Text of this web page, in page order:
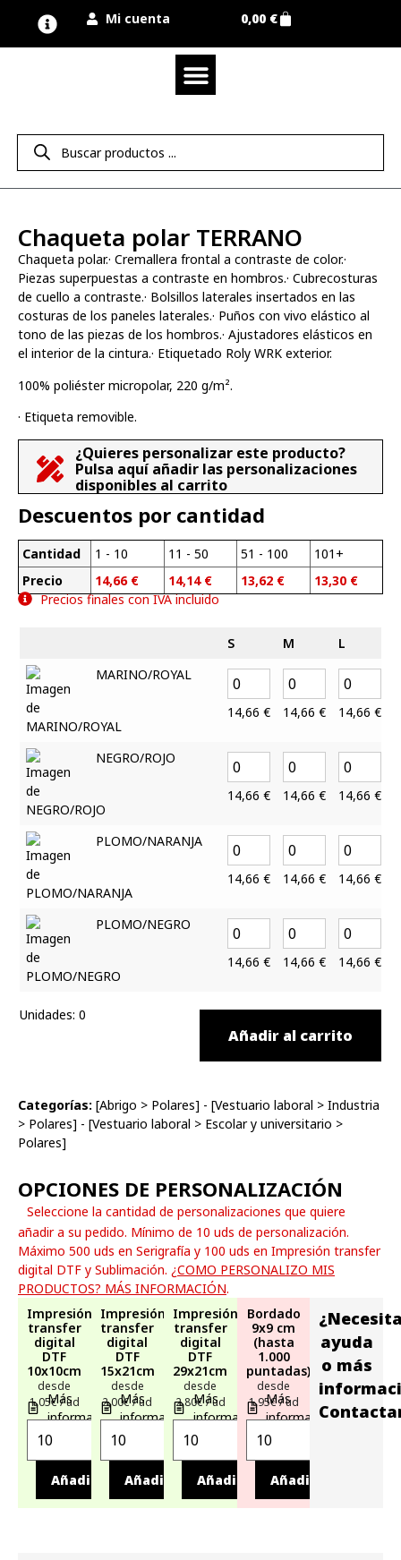
Mi cuenta 0,00 €
Chaqueta polar TERRANO
Chaqueta polar.· Cremallera frontal a contraste de color.·
Piezas superpuestas a contraste en hombros.· Cubrecosturas
de cuello a contraste.· Bolsillos laterales insertados en las
costuras de los paneles laterales.· Puños con vivo elástico al
tono de las piezas de los hombros.· Ajustadores elásticos en
el interior de la cintura.· Etiquetado Roly WRK exterior.
100% poliéster micropolar, 220 g/m².
· Etiqueta removible.
¿Quieres personalizar este producto?
Pulsa aquí añadir las personalizaciones
disponibles al carrito
Descuentos por cantidad
Cantidad
Precio
1 - 10
14,66 €
11 - 50
14,14 €
51 - 100
13,62 €
101+
13,30 €
Precios finales con IVA incluido
S M L
MARINO/ROYAL
14,66 € 14,66 € 14,66 €
NEGRO/ROJO
14,66 € 14,66 € 14,66 €
PLOMO/NARANJA
14,66 € 14,66 € 14,66 €
PLOMO/NEGRO
14,66 € 14,66 € 14,66 €
Unidades: 0
Añadir al carrito
Categorías: [Abrigo > Polares] - [Vestuario laboral > Industria
> Polares] - [Vestuario laboral > Escolar y universitario >
Polares]
OPCIONES DE PERSONALIZACIÓN
Seleccione la cantidad de personalizaciones que quiere
añadir a su pedido. Mínimo de 10 uds de personalización.
Máximo 500 uds en Serigrafía y 100 uds en Impresión transfer
digital DTF y Sublimación. ¿COMO PERSONALIZO MIS
PRODUCTOS? MÁS INFORMACIÓN.
Impresión
transfer
digital
DTF
10x10cm
desde
1,05€ / ud
Más
información
Añadir
Impresión
transfer
digital
DTF
15x21cm
desde
2,00€ / ud
Más
información
Añadir
Impresión
transfer
digital
DTF
29x21cm
desde
2,80€ / ud
Más
información
Añadir
Bordado
9x9 cm
(hasta
1.000
puntadas)
desde
1,95€ / ud
Más
información
Añadir
ayuda
o más